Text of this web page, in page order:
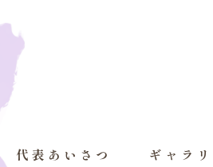
代表あいさつ ギャラリ